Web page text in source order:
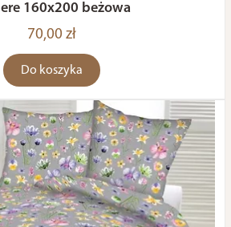
160x200 beżowa
70,00 zł
Do koszyka